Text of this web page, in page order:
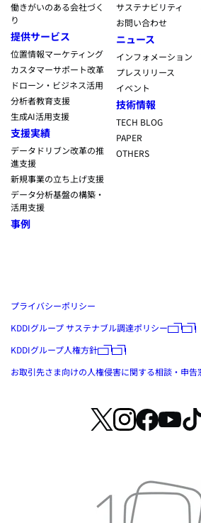
プライバシーポリシー
KDDIグループ サステナブル調達ポリシー
KDDIグループ人権方針
お取引先さま向けの人権侵害に関する相談・申告
働きがいのある会社づく
り
提供サービス
位置情報マーケティング
カスタマーサポート改革
ドローン・ビジネス活用
分析者教育支援
生成AI活用支援
支援実績
データドリブン改革の推
進支援
新規事業の立ち上げ支援
データ分析基盤の構築・
活用支援
事例
サステナビリティ
お問い合わせ
ニュース
インフォメーション
プレスリリース
イベント
技術情報
TECH BLOG
PAPER
OTHERS